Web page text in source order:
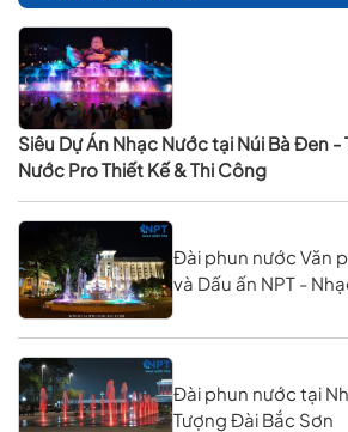
Siêu Dự Án Nhạc Nước tại Núi Bà Đen -
Nước Pro Thiết Kế & Thi Công
Đài phun nước Văn
và Dấu ấn NPT -
Đài phun nước tại
Tượng Đài Bắc Sơn